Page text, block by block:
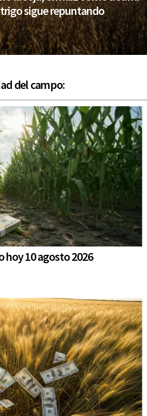
sigue repuntando
del campo:
hoy 10 agosto 2026